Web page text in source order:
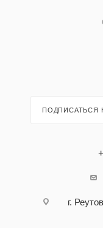
ПОДПИСАТЬСЯ
г.